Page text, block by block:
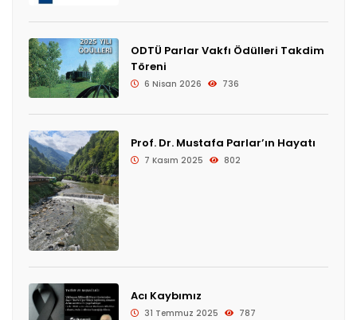
ODTÜ Parlar Vakfı Ödülleri Takdim
Töreni
6 Nisan 2026 736
Prof. Dr. Mustafa Parlar’ın Hayatı
7 Kasım 2025 802
Acı Kaybımız
31 Temmuz 2025 787